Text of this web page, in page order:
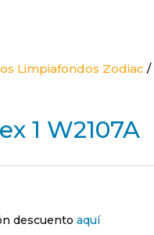
Limpiafondos Zodiac /
1 W2107A
descuento aquí